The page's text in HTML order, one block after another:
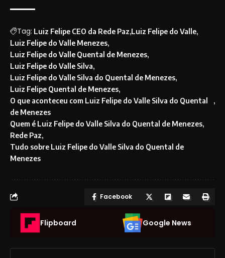
Tag: Luiz Felipe CEO da Rede Paz Luiz Felipe do Valle
Luiz Felipe do Valle Menezes
Luiz Felipe do Valle Quental de Menezes
Luiz Felipe do Valle Silva
Luiz Felipe do Valle Silva do Quental de Menezes
Luiz Felipe Quental de Menezes
O que aconteceu com Luiz Felipe do Valle Silva do Quental
de Menezes
Quem é Luiz Felipe do Valle Silva do Quental de Menezes
Rede Paz
Tudo sobre Luiz Felipe do Valle Silva do Quental de
Menezes
Facebook
Flipboard Google News